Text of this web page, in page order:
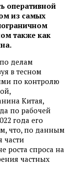
оперативной
из самых
также как
делам
в тесном
по контролю
Китая,
по рабочей
года его
что, по данным
части
роста спроса на
частных